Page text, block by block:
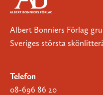
Albert Bonniers Förlag
Sveriges största
Telefon
08-696 86 20